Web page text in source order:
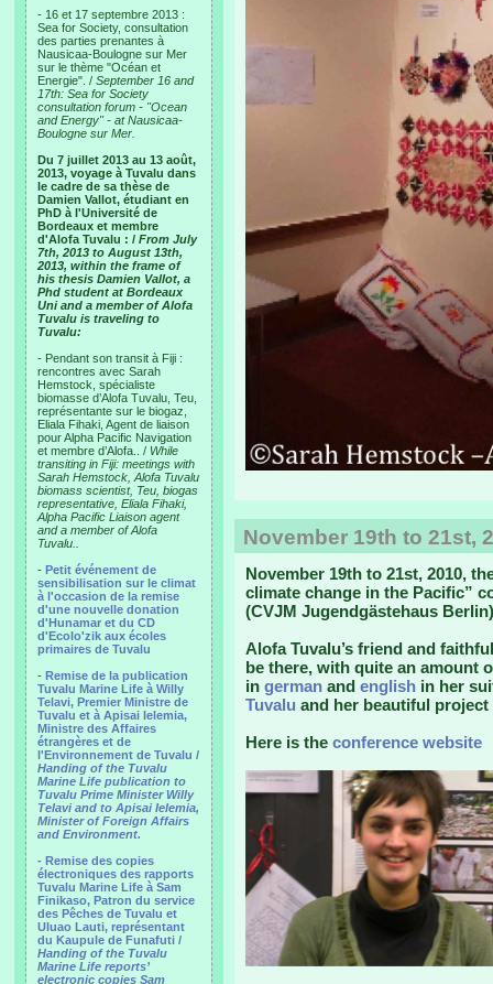
- 16 et 17 septembre 2013 :
Sea for Society, consultation
des parties prenantes à
Nausicaa-Boulogne sur Mer
sur le thème "Océan et
Energie". / September 16 and
17th: Sea for Society
consultation forum - "Ocean
and Energy" - at Nausicaa-
Boulogne sur Mer.
Du 7 juillet 2013 au 13 août,
2013, voyage à Tuvalu dans
le cadre de sa thèse de
Damien Vallot, étudiant en
PhD à l'Université de
Bordeaux et membre
d'Alofa Tuvalu : / From July
7th, 2013 to August 13th,
2013, within the frame of
his thesis Damien Vallot, a
Phd student at Bordeaux
Uni and a member of Alofa
Tuvalu is traveling to
Tuvalu:
- Pendant son transit à Fiji :
rencontres avec Sarah
Hemstock, spécialiste
biomasse d’Alofa Tuvalu, Teu,
représentante sur le biogaz,
Eliala Fihaki, Agent de liaison
pour Alpha Pacific Navigation
et membre d’Alofa.. / While
transiting in Fiji: meetings with
Sarah Hemstock, Alofa Tuvalu
biomass scientist, Teu, biogas
representative, Eliala Fihaki,
Alpha Pacific Liaison agent
and a member of Alofa
Tuvalu..
- Petit événement de
sensibilisation sur le climat
à l'occasion de la remise
d'une nouvelle donation
d'Hunamar et du CD
d'Ecolo'zik aux écoles
primaires de Tuvalu
- Remise de la publication
Tuvalu Marine Life à Willy
Telavi, Premier Ministre de
Tuvalu et à Apisai Ielemia,
Ministre des Affaires
étrangères et de
l'Environnement de Tuvalu /
Handing of the Tuvalu
Marine Life publication to
Tuvalu Prime Minister Willy
Telavi and to Apisai Ielemia,
Minister of Foreign Affairs
and Environment.
- Remise des copies
électroniques des rapports
Tuvalu Marine Life à Sam
Finikaso, Patron du service
des Pêches de Tuvalu et
Uluao Lauti, représentant
du Kaupule de Funafuti /
Handing of the Tuvalu
Marine Life reports’
electronic copies Sam
November 19th to 21st,
November 19th to 21st, 2010,
climate change in the Pacific”
(CVJM Jugendgästehaus
Alofa Tuvalu’s friend and
be there, with quite an amount
in german and english in her
Tuvalu and her beautiful project
Here is the conference website